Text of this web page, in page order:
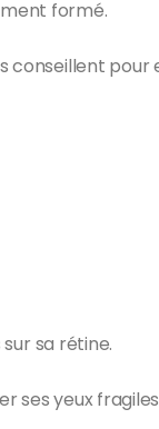
formé.
conseillent
sa rétine.
yeux fragiles